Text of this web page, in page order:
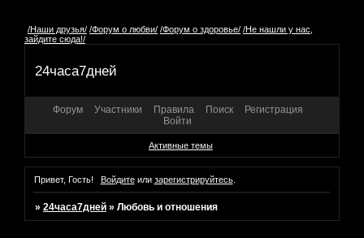
/Наши друзья/ /Форум о любви/ /Форум о здоровье/ /Не нашли у нас,
зайдите сюда!/
24часа7дней
Форум Участники Правила Поиск
Регистрация
Войти
Активные темы
Привет, Гость! Войдитеили зарегистрируйтесь.
»24часа7дней »Любовь и отношения